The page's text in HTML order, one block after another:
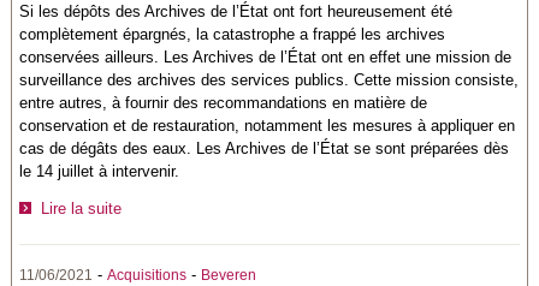
Si les dépôts des Archives de l’État ont fort heureusement été
complètement épargnés, la catastrophe a frappé les archives
conservées ailleurs. Les Archives de l’État ont en effet une mission de
surveillance des archives des services publics. Cette mission consiste,
entre autres, à fournir des recommandations en matière de
conservation et de restauration, notamment les mesures à appliquer en
cas de dégâts des eaux. Les Archives de l’État se sont préparées dès
le 14 juillet à intervenir.
Lire la suite
11/06/2021 -Acquisitions - Beveren